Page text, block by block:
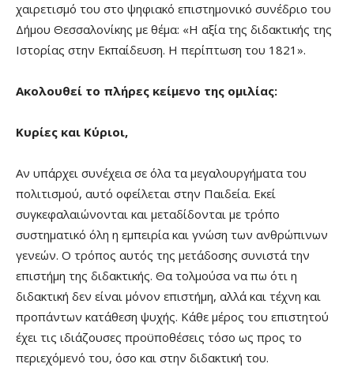
χαιρετισμό του στο ψηφιακό επιστημονικό συνέδριο του
Δήμου Θεσσαλονίκης με θέμα: «Η αξία της διδακτικής της
Ιστορίας στην Εκπαίδευση. Η περίπτωση του 1821».
Ακολουθεί το πλήρες κείμενο της ομιλίας:
Κυρίες και Κύριοι,
Αν υπάρχει συνέχεια σε όλα τα μεγαλουργήματα του
πολιτισμού, αυτό οφείλεται στην Παιδεία. Εκεί
συγκεφαλαιώνονται και μεταδίδονται με τρόπο
συστηματικό όλη η εμπειρία και γνώση των ανθρώπινων
γενεών. Ο τρόπος αυτός της μετάδοσης συνιστά την
επιστήμη της διδακτικής. Θα τολμούσα να πω ότι η
διδακτική δεν είναι μόνον επιστήμη, αλλά και τέχνη και
προπάντων κατάθεση ψυχής. Κάθε μέρος του επιστητού
έχει τις ιδιάζουσες προϋποθέσεις τόσο ως προς το
περιεχόμενό του, όσο και στην διδακτική του.